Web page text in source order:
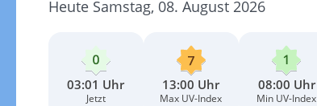
Heute Samstag, 08. August 2026
03:01 Uhr
Jetzt
13:00 Uhr
Max UV-Index
08:00 Uhr
Min UV-Index